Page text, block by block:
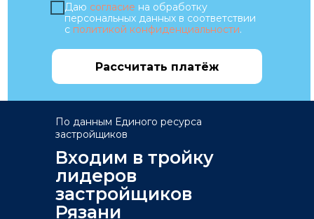
Даю согласие на обработку
персональных данных в соответствии
с политикой конфиденциальности.
Рассчитать платёж
Входим в тройку
лидеров
застройщиков
Рязани
По данным Единого ресурса
застройщиков